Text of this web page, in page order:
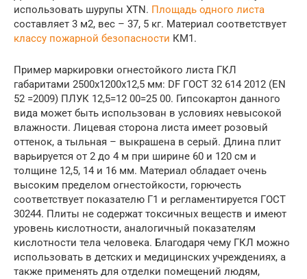
использовать шурупы XTN. Площадь одного листа
составляет 3 м2, вес – 37, 5 кг. Материал соответствует
классу пожарной безопасности КМ1.
Пример маркировки огнестойкого листа ГКЛ
габаритами 2500х1200х12,5 мм: DF ГОСТ 32 614 2012 (EN
52 =2009) ПЛУК 12,5=12 00=25 00. Гипсокартон данного
вида может быть использован в условиях невысокой
влажности. Лицевая сторона листа имеет розовый
оттенок, а тыльная – выкрашена в серый. Длина плит
варьируется от 2 до 4 м при ширине 60 и 120 см и
толщине 12,5, 14 и 16 мм. Материал обладает очень
высоким пределом огнестойкости, горючесть
соответствует показателю Г1 и регламентируется ГОСТ
30244. Плиты не содержат токсичных веществ и имеют
уровень кислотности, аналогичный показателям
кислотности тела человека. Благодаря чему ГКЛ можно
использовать в детских и медицинских учреждениях, а
также применять для отделки помещений людям,